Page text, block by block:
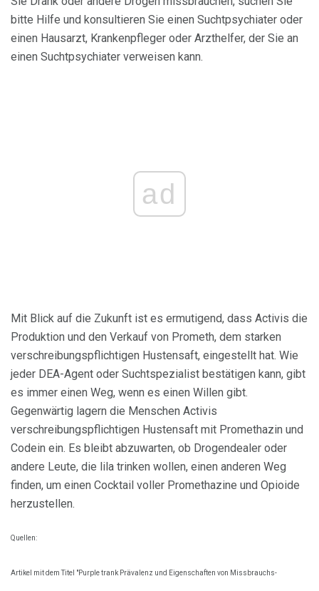
bitte Hilfe und konsultieren Sie einen Suchtpsychiater oder
einen Hausarzt, Krankenpfleger oder Arzthelfer, der Sie an
einen Suchtpsychiater verweisen kann.
ad
Mit Blick auf die Zukunft ist es ermutigend, dass Activis die
Produktion und den Verkauf von Prometh, dem starken
verschreibungspflichtigen Hustensaft, eingestellt hat. Wie
jeder DEA-Agent oder Suchtspezialist bestätigen kann, gibt
es immer einen Weg, wenn es einen Willen gibt.
Gegenwärtig lagern die Menschen Activis
verschreibungspflichtigen Hustensaft mit Promethazin und
Codein ein. Es bleibt abzuwarten, ob Drogendealer oder
andere Leute, die lila trinken wollen, einen anderen Weg
finden, um einen Cocktail voller Promethazine und Opioide
herzustellen.
Quellen:
Artikel mit dem Titel "Purple trank Prävalenz und Eigenschaften von Missbrauchs-